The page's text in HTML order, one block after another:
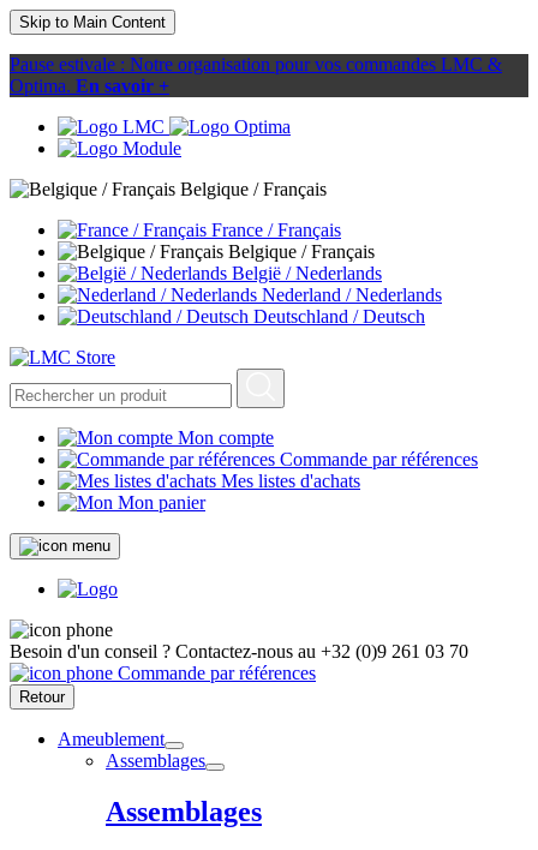
Skip to Main Content
Pause estivale : Notre organisation pour vos commandes LMC &
Optima. En savoir +
Belgique / Français
France / Français
Belgique / Français
België / Nederlands
Nederland / Nederlands
Deutschland / Deutsch
Mon compte
Commande par références
Mes listes d'achats
Mon panier
Besoin d'un conseil ? Contactez-nous au +32 (0)9 261 03 70
Commande par références
Retour
Ameublement
Assemblages
Assemblages